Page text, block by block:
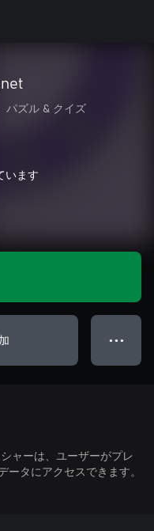
パズル & クイズ
います
● ● ●
ャーは、ユーザーがプレ
タにアクセスできます。